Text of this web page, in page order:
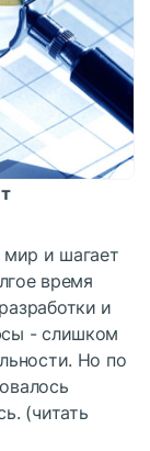
мир и шагает
время
и
- слишком
Но по
(читать